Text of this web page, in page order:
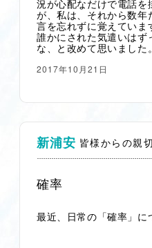
況が心配なだけで電話を
が、私は、それから数
言を忘れずに覚えていま
誰かにされた気遣いは
な、と改めて思いました。
2017年10月21日
新浦安 皆様からの親
確率
最近、日常の「確率」に